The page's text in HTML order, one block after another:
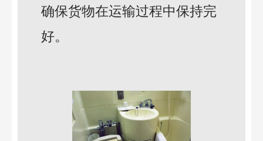
确保货物在运输过程中保持完
好。